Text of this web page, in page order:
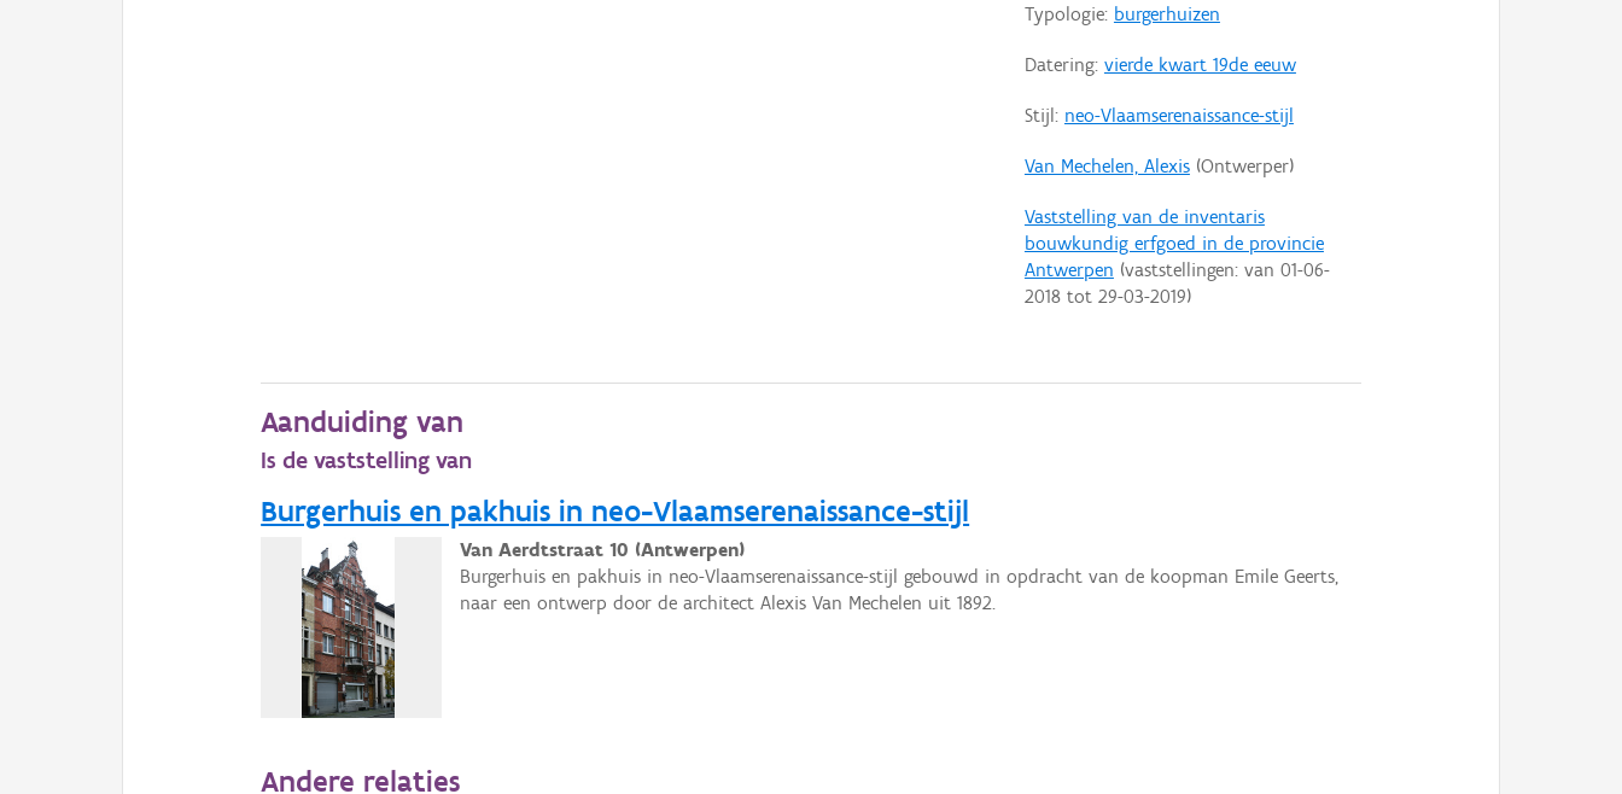
Typologie: burgerhuizen
Datering: vierde kwart 19de eeuw
Stijl: neo-Vlaamserenaissance-stijl
Van Mechelen, Alexis(Ontwerper)
Vaststelling van de inventaris
bouwkundig erfgoed in de provincie
Antwerpen (vaststellingen: van 01-06-
2018tot 29-03-2019)
Aanduiding van
Is de vaststelling van
Burgerhuis en pakhuis in neo-Vlaamserenaissance-stijl
Van Aerdtstraat 10 (Antwerpen)
Burgerhuis en pakhuis in neo-Vlaamserenaissance-stijl gebouwd in opdracht van de koopman Emile Geerts,
naar een ontwerp door de architect Alexis Van Mechelen uit 1892.
Andere relaties